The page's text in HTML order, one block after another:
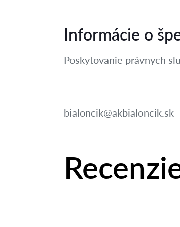
Informácie o
Poskytovanie právnych
bialoncik@akbialoncik.sk